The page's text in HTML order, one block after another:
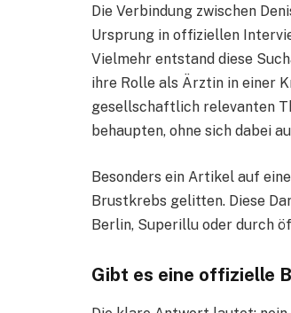
Die Verbindung zwischen
Ursprung in offiziellen
Vielmehr entstand diese
ihre Rolle als Ärztin in einer
gesellschaftlich relevanten
behaupten, ohne sich dabei
Besonders ein Artikel auf
Brustkrebs gelitten. Diese
Berlin, Superillu oder durch
Gibt es eine offizielle